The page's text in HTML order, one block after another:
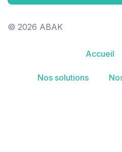
© 2026 ABAK
Accueil
Nos solutions